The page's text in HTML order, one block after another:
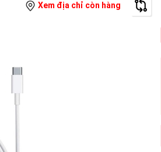
Xem địa chỉ còn hàng